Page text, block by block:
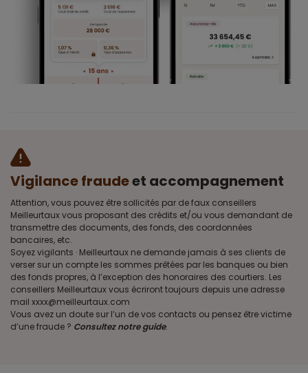
Vigilance fraudeet accompagnement
Attention, vous pouvez être sollicités par de faux conseillers
Meilleurtaux vous proposant des crédits et/ou vous demandant de
transmettre des documents, des fonds, des coordonnées
bancaires, etc.
Soyez vigilants · Meilleurtaux ne demande jamais à ses clients de
verser sur un compte les sommes prêtées par les banques ou bien
des fonds propres, à l’exception des honoraires des courtiers. Les
conseillers Meilleurtaux vous écriront toujours depuis une adresse
mail xxxx@meilleurtaux.com
Vous avez un doute sur l’un de vos contacts ou pensez être victime
d’une fraude ? Consultez notre guide.